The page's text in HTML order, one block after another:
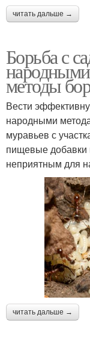
читать дальше →
Борьба с
методы
Вести
народными
муравьев с
пищевые добавки
неприятным для
читать дальше →